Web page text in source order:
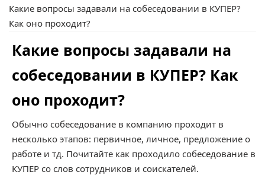
Какие вопросы задавали на собеседовании в КУПЕР?
Как оно проходит?
Какие вопросы задавали на
собеседовании в КУПЕР? Как
оно проходит?
Обычно собеседование в компанию проходит в
несколько этапов: первичное, личное, предложение о
работе и тд. Почитайте как проходило собеседование в
КУПЕР со слов сотрудников и соискателей.